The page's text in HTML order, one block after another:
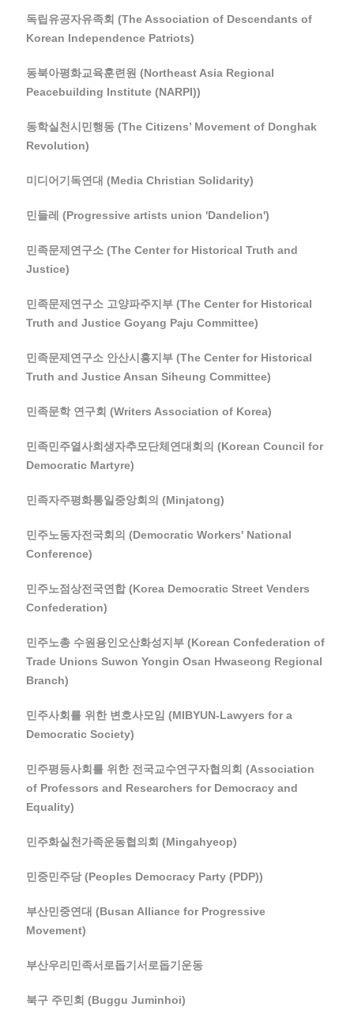
독립유공자유족회 (The Association of Descendants of
Korean Independence Patriots)
동북아평화교육훈련원 (Northeast Asia Regional
Peacebuilding Institute (NARPI))
동학실천시민행동 (The Citizens’ Movement of Donghak
Revolution)
미디어기독연대 (Media Christian Solidarity)
민들레 (Progressive artists union 'Dandelion')
민족문제연구소 (The Center for Historical Truth and
Justice)
민족문제연구소 고양파주지부 (The Center for Historical
Truth and Justice Goyang Paju Committee)
민족문제연구소 안산시흥지부 (The Center for Historical
Truth and Justice Ansan Siheung Committee)
민족문학 연구회 (Writers Association of Korea)
민족민주열사희생자추모단체연대회의 (Korean Council for
Democratic Martyre)
민족자주평화통일중앙회의 (Minjatong)
민주노동자전국회의 (Democratic Workers' National
Conference)
민주노점상전국연합 (Korea Democratic Street Venders
Confederation)
민주노총 수원용인오산화성지부 (Korean Confederation of
Trade Unions Suwon Yongin Osan Hwaseong Regional
Branch)
민주사회를 위한 변호사모임 (MIBYUN-Lawyers for a
Democratic Society)
민주평등사회를 위한 전국교수연구자협의회 (Association
of Professors and Researchers for Democracy and
Equality)
민주화실천가족운동협의회 (Mingahyeop)
민중민주당 (Peoples Democracy Party (PDP))
부산민중연대 (Busan Alliance for Progressive
Movement)
부산우리민족서로돕기서로돕기운동
북구 주민회 (Buggu Juminhoi)